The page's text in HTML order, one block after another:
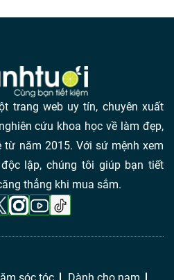
trang web uy tín, chuyên xuất
cứu khoa học về làm đẹp,
năm 2015. Với sứ mệnh xem
lập, chúng tôi giúp bạn tiết
thẳng khi mua sắm.